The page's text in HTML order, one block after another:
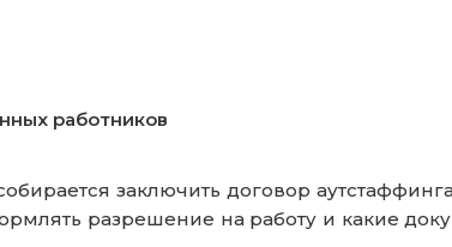
работников
заключить договор
разрешение на работу и какие